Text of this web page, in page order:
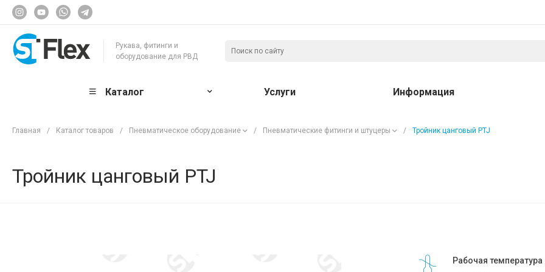
Рукава, фитинги и
оборудование для РВД
Каталог Услуги Информация
Главная / Каталог товаров / Пневматическое оборудование / Пневматические фитинги и штуцеры / Тройник цанговый PTJ
Тройник цанговый PTJ
Рабочая температура